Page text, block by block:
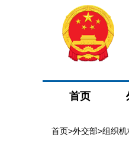
首页
首页>外交部>组织机